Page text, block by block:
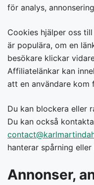
för analys,
Cookies hjälper oss
är populära, om en
besökare klickar
Affiliatelänkar kan
att en användare kom
Du kan blockera eller
Du kan också
hanterar spårning
Annonser,